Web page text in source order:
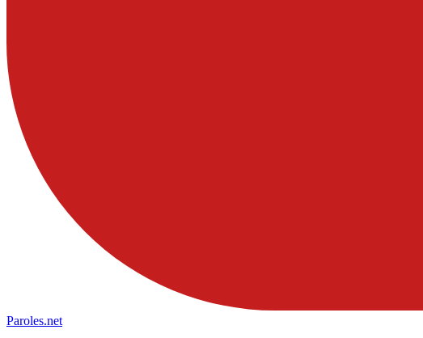
Paroles.net